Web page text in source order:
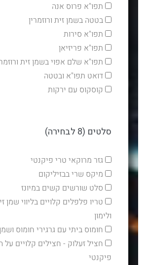
תפו"א פרוס אנה
בטטה בשמן זית ורוזמרין
תפו"א סירות
תפו"א פריזיאן
תפו"א שלם אפוי בשמן זית
דואט תפו"א ובטטה
קוסקוס עם ירקות
סלטים (8 לבחירה)
גזר מרוקאי טרי פיקנטי
מיקס שרי בבזיליקום
סלט שורשים קשים במיונז
טריו פלפלים קלויים בליווי שמן
ולימון
חומוס ביתי עם גרגירי חומוס
חציל זעלוק - חצילים קלויים
פיקנטי